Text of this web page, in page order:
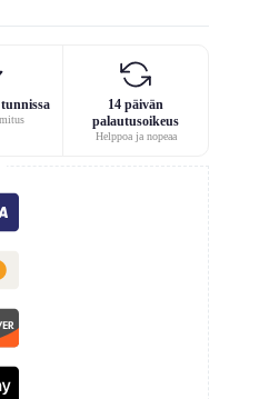
14 päivän
palautusoikeus
Helppoa ja nopeaa